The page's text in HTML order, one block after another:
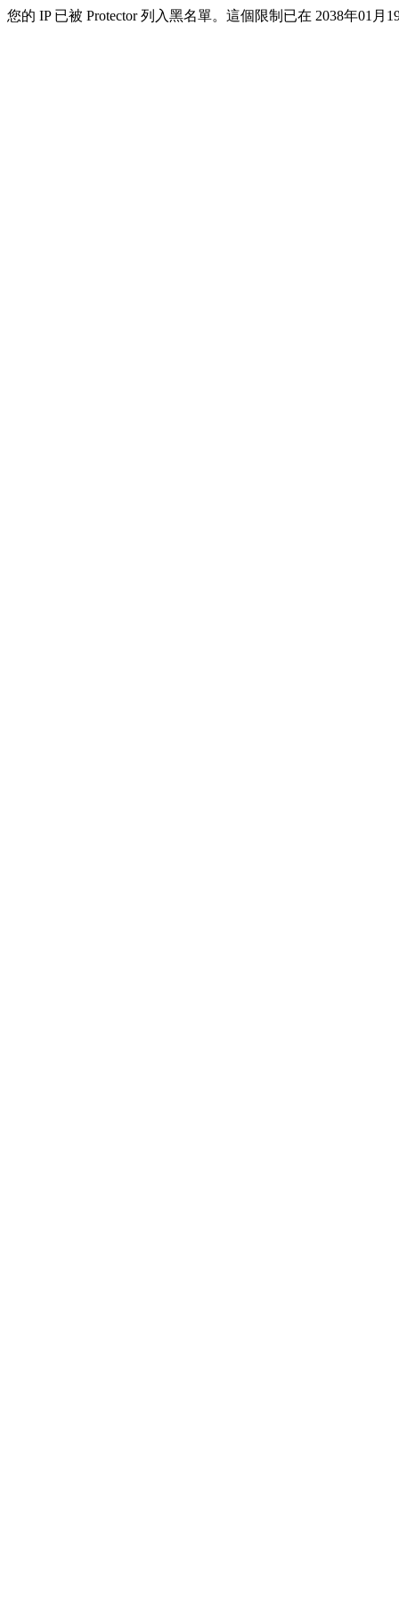
您的 IP 已被 Protector 列入黑名單。這個限制已在 2038年01月